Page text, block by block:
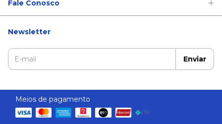
Fale Conosco
Newsletter
Meios de pagamento